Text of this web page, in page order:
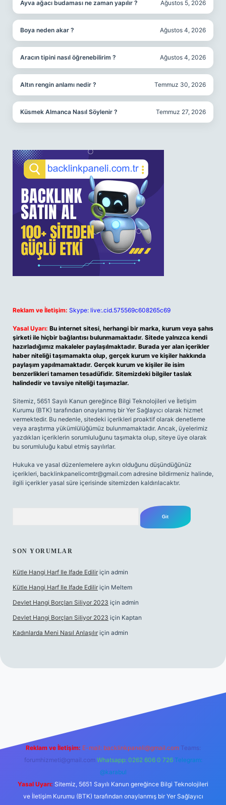
Ayva ağacı budaması ne zaman yapılır ? Ağustos 5, 2026
Boya neden akar ? Ağustos 4, 2026
Aracın tipini nasıl öğrenebilirim ? Ağustos 4, 2026
Altın rengin anlamı nedir ? Temmuz 30, 2026
Küsmek Almanca Nasıl Söylenir ? Temmuz 27, 2026
Reklam ve İletişim: Skype: live:.cid.575569c608265c69
Yasal Uyarı: Bu internet sitesi, herhangi bir marka, kurum veya şahıs
şirketi ile hiçbir bağlantısı bulunmamaktadır. Sitede yalnızca kendi
hazırladığımız makaleler paylaşılmaktadır. Burada yer alan içerikler
haber niteliği taşımamakta olup, gerçek kurum ve kişiler hakkında
paylaşım yapılmamaktadır. Gerçek kurum ve kişiler ile isim
benzerlikleri tamamen tesadüfidir. Sitemizdeki bilgiler taslak
halindedir ve tavsiye niteliği taşımazlar.
Sitemiz, 5651 Sayılı Kanun gereğince Bilgi Teknolojileri ve İletişim
Kurumu (BTK) tarafından onaylanmış bir Yer Sağlayıcı olarak hizmet
vermektedir. Bu nedenle, sitedeki içerikleri proaktif olarak denetleme
veya araştırma yükümlülüğümüz bulunmamaktadır. Ancak, üyelerimiz
yazdıkları içeriklerin sorumluluğunu taşımakta olup, siteye üye olarak
bu sorumluluğu kabul etmiş sayılırlar.
Hukuka ve yasal düzenlemelere aykırı olduğunu düşündüğünüz
içerikleri, backlinkpanelicomtr@gmail.com adresine bildirmeniz halinde,
ilgili içerikler yasal süre içerisinde sitemizden kaldırılacaktır.
SON YORUMLAR
Kütle Hangi Harf Ile Ifade Edilir için admin
Kütle Hangi Harf Ile Ifade Edilir için Meltem
Devlet Hangi Borçları Siliyor 2023 için admin
Devlet Hangi Borçları Siliyor 2023 için Kaptan
Kadınlarda Meni Nasıl Anlaşılır için admin
Betexper giriş adresi
Reklam ve İletişim: E-mail: backlinkpaneli@gmail.com Teams:
forumhizmeti@gmail.com Whatsapp: 0262 606 0 726 Telegram:
@karabul
Yasal Uyarı: Sitemiz, 5651 Sayılı Kanun gereğince Bilgi Teknolojileri
ve İletişim Kurumu (BTK) tarafından onaylanmış bir Yer Sağlayıcı